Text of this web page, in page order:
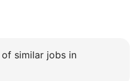
similar jobs in